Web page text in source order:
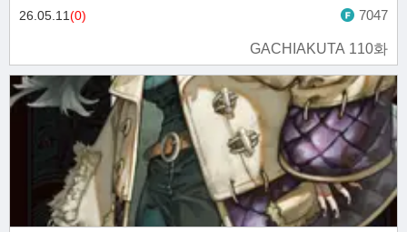
GACHIAKUTA 110화
26.05.11(0) 7047